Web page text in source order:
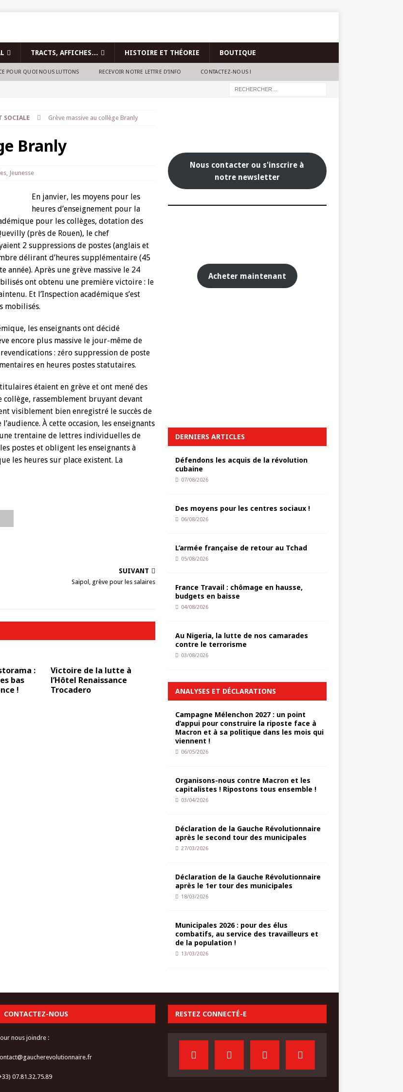
TRACTS, AFFICHES… HISTOIRE ET THÉORIE BOUTIQUE
POUR QUOI NOUS LUTTONS RECEVOIR NOTRE LETTRE D’INFO CONTACTEZ-NOUS !
SOCIALE Grève massive au collège Branly
Branly
, Jeunesse
En janvier, les moyens pour les
heures d’enseignement pour la
pour les collèges, dotation des
(près de Rouen), le chef
2 suppressions de postes (anglais et
délirant d’heures supplémentaire (45
année). Après une grève massive le 24
ont obtenu une première victoire : le
Et l’Inspection académique s’est
mobilisés.
les enseignants ont décidé
encore plus massive le jour-même de
: zéro suppression de poste
en heures postes statutaires.
étaient en grève et ont mené des
rassemblement bruyant devant
visiblement bien enregistré le succès de
À cette occasion, les enseignants
trentaine de lettres individuelles de
postes et obligent les enseignants à
les heures sur place existent. La
SUIVANT
Saipol, grève pour les salaires
:
bas
!
Victoire de la lutte à
l’Hôtel Renaissance
Trocadero
Nous contacter ou s'inscrire à
notre newsletter
Acheter maintenant
DERNIERS ARTICLES
Défendons les acquis de la révolution
cubaine
07/08/2026
Des moyens pour les centres sociaux !
06/08/2026
L’armée française de retour au Tchad
05/08/2026
France Travail : chômage en hausse,
budgets en baisse
04/08/2026
Au Nigeria, la lutte de nos camarades
contre le terrorisme
03/08/2026
ANALYSES ET DÉCLARATIONS
Campagne Mélenchon 2027 : un point
d’appui pour construire la riposte face à
Macron et à sa politique dans les mois qui
viennent !
06/05/2026
Organisons-nous contre Macron et les
capitalistes ! Ripostons tous ensemble !
03/04/2026
Déclaration de la Gauche Révolutionnaire
après le second tour des municipales
27/03/2026
Déclaration de la Gauche Révolutionnaire
après le 1er tour des municipales
18/03/2026
Municipales 2026 : pour des élus
combatifs, au service des travailleurs et
de la population !
13/03/2026
CONTACTEZ-NOUS
nous joindre :
07.81.32.75.89
RESTEZ CONNECTÉ-E